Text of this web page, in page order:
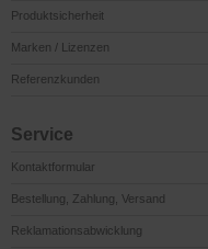
Produktsicherheit
Marken / Lizenzen
Referenzkunden
Service
Kontaktformular
Bestellung, Zahlung, Versand
Reklamationsabwicklung